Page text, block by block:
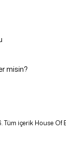
misin?
içerik House Of